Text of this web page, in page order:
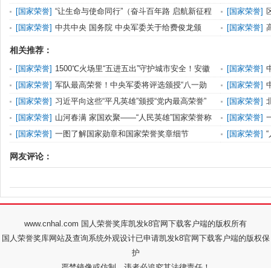
·“人民英雄”国家
领军企业荣誉
[国家荣誉] “让生命与使命同行”（奋斗百年路 启航新征程
·“人民教育家”
[国家荣誉]
号
[国家荣誉] 中共中央 国务院 中央军委关于给费俊龙颁
发“二级航天功勋奖章
[国家荣誉]
相关推荐：
[国家荣誉] 1500℃火场里“五进五出”守护城市安全！安徽
籍消防员荣获“
[国家荣誉]
[国家荣誉] 军队最高荣誉！中央军委将评选颁授“八一勋
章”
[国家荣誉]
[国家荣誉] 习近平向这些“平凡英雄”颁授“党内最高荣誉” [国家荣誉]
领军企业荣誉
[国家荣誉] 山河春满 家国欢聚——“人民英雄”国家荣誉称
号获得者张伯礼
[国家荣誉]
重
[国家荣誉] 一图了解国家勋章和国家荣誉奖章细节 [国家荣誉]
网友评论：
www.cnhal.com 国人荣誉奖库凯发k8官网下载客户端的版权所有
国人荣誉奖库网站及查询系统外观设计已申请凯发k8官网下载客户端的版权保
护